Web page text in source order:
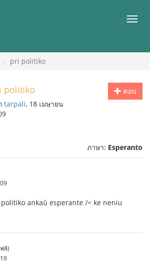
เมนู
pri politiko
ตอบ
politiko
tarpali, 18 เมษายน
ภาษา: Esperanto
ankaŭ esperante /< ke neniu
ล์)